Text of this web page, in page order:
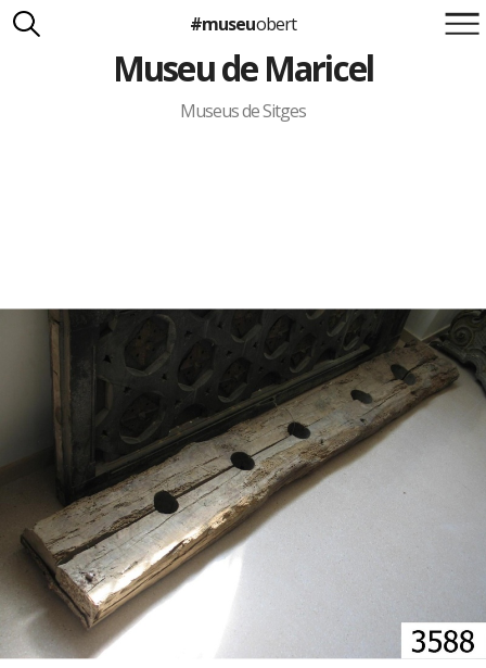
Suma't a la iniciativa
Carlota Royo
Francesca Barcellona
#museuobert
Museu de Maricel
Museus de Sitges